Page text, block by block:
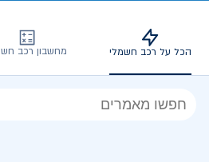
הכל על רכב חשמלי מחשבון רכב
הכל